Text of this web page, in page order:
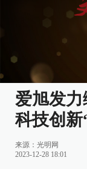
爱旭发力
科技创新
来源： 光明网
2023-12-28 18:01